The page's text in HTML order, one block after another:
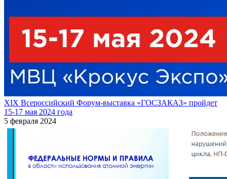
XIX Всероссийский Форум-выставка «ГОСЗАКАЗ» пройдет
15-17 мая 2024 года
5 февраля 2024